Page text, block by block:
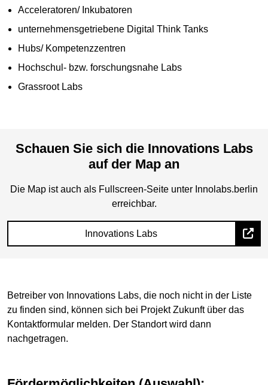
Acceleratoren/ Inkubatoren
unternehmensgetriebene Digital Think Tanks
Hubs/ Kompetenzzentren
Hochschul- bzw. forschungsnahe Labs
Grassroot Labs
Schauen Sie sich die Innovations Labs
auf der Map an
Die Map ist auch als Fullscreen-Seite unter Innolabs.berlin
erreichbar.
Innovations Labs
Betreiber von Innovations Labs, die noch nicht in der Liste
zu finden sind, können sich bei Projekt Zukunft über das
Kontaktformular melden. Der Standort wird dann
nachgetragen.